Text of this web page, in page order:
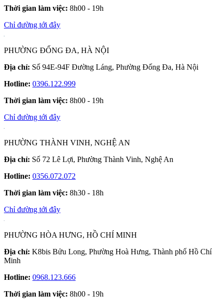
Thời gian làm việc: 8h00 - 19h
Chỉ đường tới đây
PHƯỜNG ĐỐNG ĐA, HÀ NỘI
Địa chỉ: Số 94E-94F Đường Láng, Phường Đống Đa, Hà Nội
Hotline: 0396.122.999
Thời gian làm việc: 8h00 - 19h
Chỉ đường tới đây
PHƯỜNG THÀNH VINH, NGHỆ AN
Địa chỉ: Số 72 Lê Lợi, Phường Thành Vinh, Nghệ An
Hotline: 0356.072.072
Thời gian làm việc: 8h30 - 18h
Chỉ đường tới đây
PHƯỜNG HÒA HƯNG, HỒ CHÍ MINH
Địa chỉ: K8bis Bửu Long, Phường Hoà Hưng, Thành phố Hồ Chí
Minh
Hotline: 0968.123.666
Thời gian làm việc: 8h00 - 19h